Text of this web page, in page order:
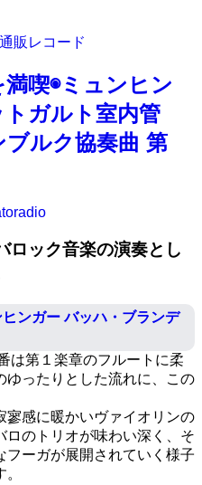
通販レコード
喫◉ミュンヒン
トガルト室内管
ルク協奏曲 第
ロック音楽の演奏とし
ンガー バッハ・ブランデ
は第１楽章のフルートに柔
ゆったりとした流れに、この
感に暖かいヴァイオリンの
ロのトリオが味わい深く、そ
フーガが展開されていく様子